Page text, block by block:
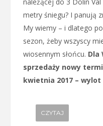
metry śniegu? I panują
My wiemy – i dlatego
sezon, żeby wszyscy
wiosennym słońcu. Dla
sprzedaży nowy
kwietnia 2017 – wylot
CZYTAJ